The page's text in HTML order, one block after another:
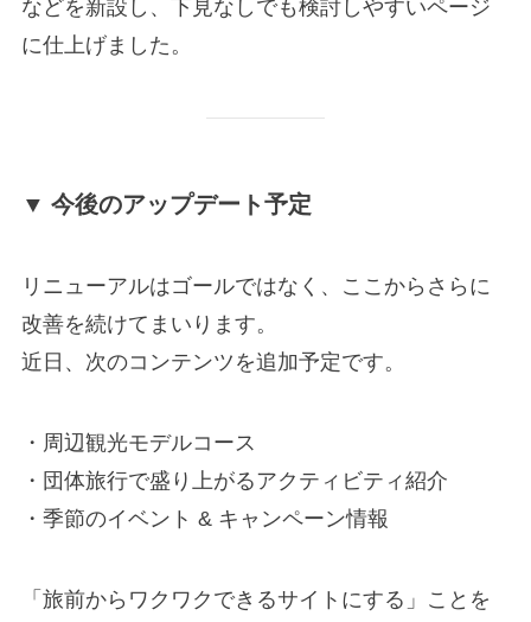
などを新設し、下見なしでも検討しやすいページ
に仕上げました。
▼ 今後のアップデート予定
リニューアルはゴールではなく、ここからさらに
改善を続けてまいります。
近日、次のコンテンツを追加予定です。
・周辺観光モデルコース
・団体旅行で盛り上がるアクティビティ紹介
・季節のイベント & キャンペーン情報
「旅前からワクワクできるサイトにする」ことを